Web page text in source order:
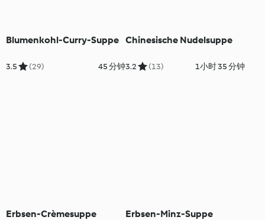
Blumenkohl-Curry-Suppe
3.5 (29) 45 分钟
Chinesische Nudelsuppe
3.2 (13) 1小时 35 分钟
Erbsen-Crèmesuppe Erbsen-Minz-Suppe